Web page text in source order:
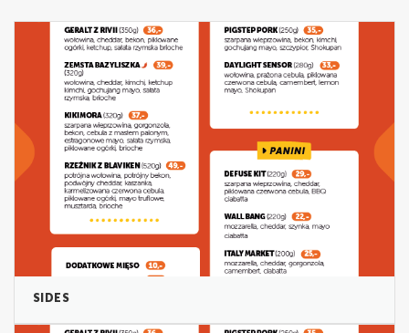
SIDES